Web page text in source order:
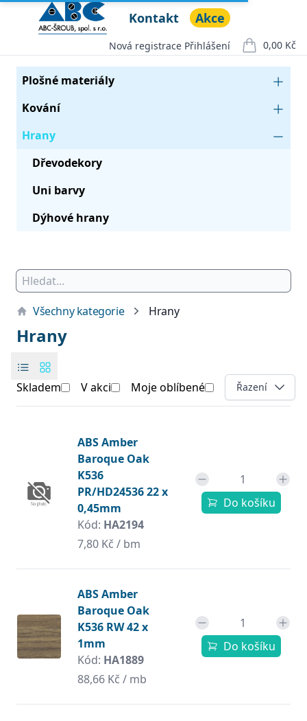
Open menu
ABC ŠROUB, spol. s r.o.Kontakt Akce
Nová registrace Přihlášení 0,00 Kč
položek v
Seznam produktů
Kategorie
Plošné materiály
Kování
Hrany
Dřevodekory
Uni barvy
Dýhové hrany
Všechny kategorie Hrany
Hrany
Skladem V akci Moje oblíbené Open options
Řazení
ABS Amber
Baroque Oak
K536
PR/HD24536 22 x
0,45mm
Kód: HA2194
7,80 Kč / bm
Do košíku
ABS Amber
Baroque Oak
K536 RW 42 x
1mm
Kód: HA1889
88,66 Kč / mb
Do košíku